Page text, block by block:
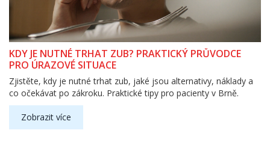
KDY JE NUTNÉ TRHAT ZUB? PRAKTICKÝ PRŮVODCE
PRO ÚRAZOVÉ SITUACE
Zjistěte, kdy je nutné trhat zub, jaké jsou alternativy, náklady a
co očekávat po zákroku. Praktické tipy pro pacienty v Brně.
Zobrazit více